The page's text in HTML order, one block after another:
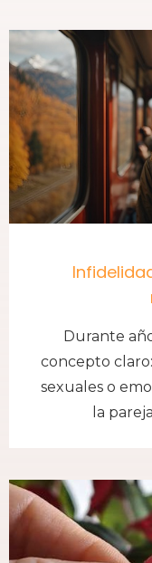
Durante
concepto
sexuales o
la